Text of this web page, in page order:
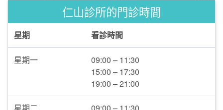
仁山診所的門診時間
星期 看診時間
星期一
09:00 – 11:30
15:00 – 17:30
19:00 – 21:00